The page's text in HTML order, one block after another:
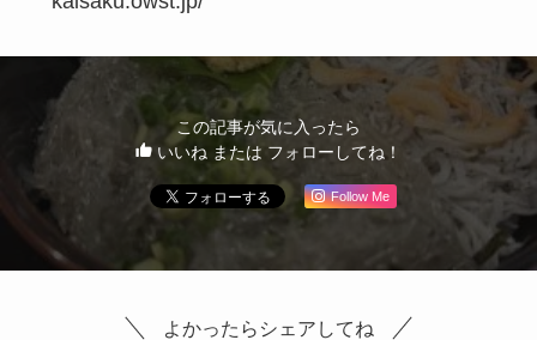
この記事が気に入ったら
いいね または フォローしてね！
Follow Me
よかったらシェアしてね